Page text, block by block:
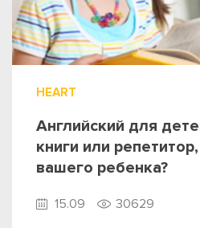
HEART
Английский для
книги или
вашего ребенка?
15.09 30629